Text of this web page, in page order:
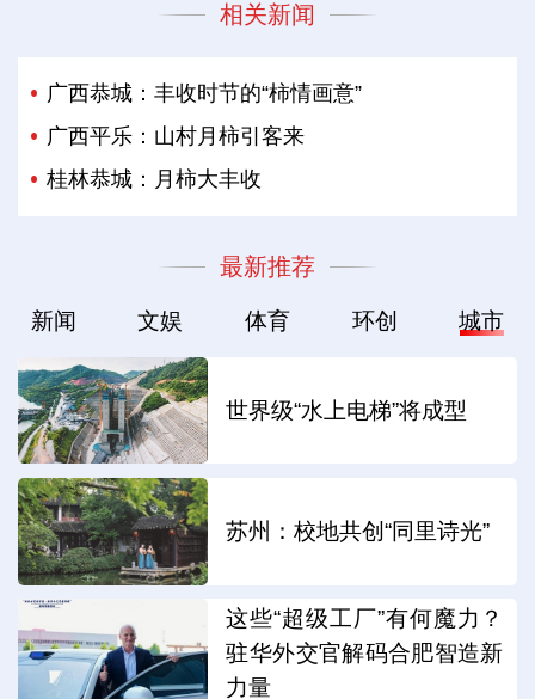
相关新闻
广西恭城：丰收时节的“柿情画意”
广西平乐：山村月柿引客来
桂林恭城：月柿大丰收
最新推荐
新闻 文娱 体育 环创 城市
世界级“水上电梯”将成型
苏州：校地共创“同里诗光”
这些“超级工厂”有何魔力？
驻华外交官解码合肥智造新
力量